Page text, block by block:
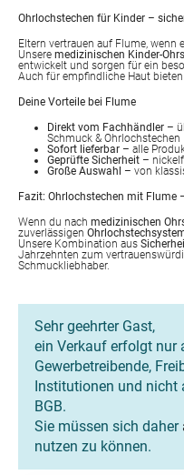
Ohrlochstechen für Kinder –
Eltern vertrauen auf Flume, wenn
Unsere medizinischen Kinder-
entwickelt und sorgen für ein
Auch für empfindliche Haut
Deine Vorteile bei Flume
Direkt vom Fachhändler –
Schmuck & Ohrlochstechen
Sofort lieferbar – alle
Geprüfte Sicherheit –
Große Auswahl – von
Fazit: Ohrlochstechen mit Flume
Wenn du nach medizinischen
zuverlässigen
Unsere Kombination aus
Jahrzehnten zum
Schmuckliebhaber.
Sehr geehrter Gast,
ein Verkauf erfolgt nur
Gewerbetreibende,
Institutionen und nicht
BGB.
Sie müssen sich daher
nutzen zu können.